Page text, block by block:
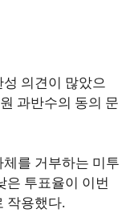
의견이 많았으
과반수의 동의 문
를 거부하는 미투
은 투표율이 이번
작용했다.